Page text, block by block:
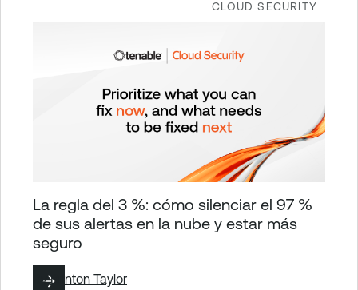
CLOUD SECURITY
La regla del 3 %: cómo silenciar el 97 %
de sus alertas en la nube y estar más
seguro
ByBrinton Taylor